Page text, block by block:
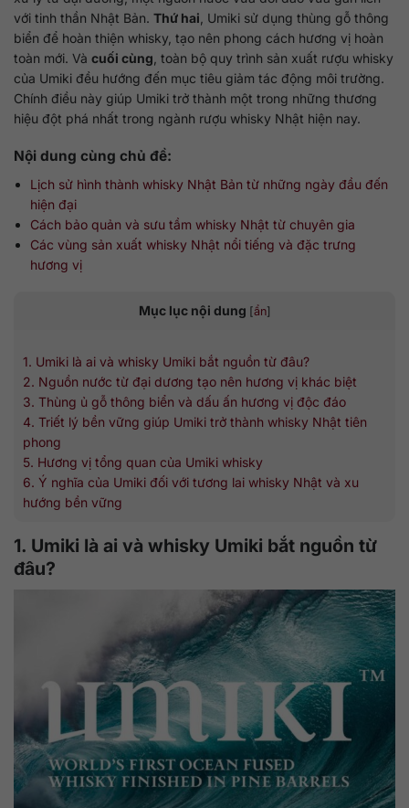
với tinh thần Nhật Bản. Thứ hai , Umiki sử dụng thùng gỗ thông
biển để hoàn thiện whisky, tạo nên phong cách hương vị hoàn
toàn mới. Và cuối cùng , toàn bộ quy trình sản xuất rượu whisky
của Umiki đều hướng đến mục tiêu giảm tác động môi trường.
Chính điều này giúp Umiki trở thành một trong những thương
hiệu đột phá nhất trong ngành rượu whisky Nhật hiện nay.
Nội dung cùng chủ đề:
Lịch sử hình thành whisky Nhật Bản từ những ngày đầu đến
hiện đại
Cách bảo quản và sưu tầm whisky Nhật từ chuyên gia
Các vùng sản xuất whisky Nhật nổi tiếng và đặc trưng
hương vị
Mục lục nội dung [ẩn]
1. Umiki là ai và whisky Umiki bắt nguồn từ đâu?
2. Nguồn nước từ đại dương tạo nên hương vị khác biệt
3. Thùng ủ gỗ thông biển và dấu ấn hương vị độc đáo
4. Triết lý bền vững giúp Umiki trở thành whisky Nhật tiên
phong
5. Hương vị tổng quan của Umiki whisky
6. Ý nghĩa của Umiki đối với tương lai whisky Nhật và xu
hướng bền vững
1. Umiki là ai và whisky Umiki bắt nguồn từ
đâu?